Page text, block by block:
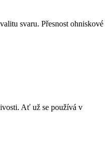
svaru. Přesnost ohniskové
Ať už se používá v